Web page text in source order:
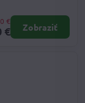
€
€
Zobraziť